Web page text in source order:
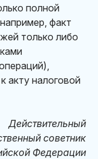
полной
факт
только либо
акту налоговой
Действительный
советник
Федерации